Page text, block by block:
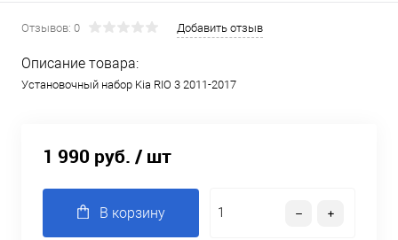
Отзывов: 0 Добавить отзыв
Описание товара:
Установочный набор Kia RIO 3 2011-2017
1 990 руб. / шт
В корзину